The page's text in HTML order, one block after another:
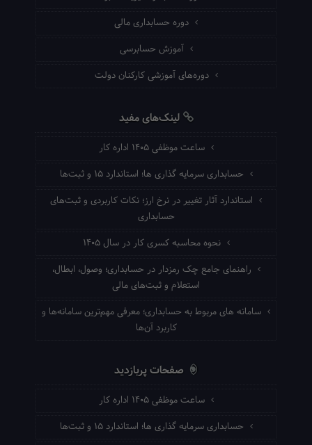
دوره حسابداری مالی
آموزش حسابرسی
دوره‌های آموزشی کارکنان دولت
لینک‌های مفید
ساعت موظفی ۱۴۰۵ اداره کار
حسابداری سرمایه گذاری ها؛ استاندارد ۱۵ و ثبت‌ها
استاندارد آثار تغییر در نرخ ارز؛ نکات کاربردی و ثبت‌های
حسابداری
نحوه محاسبه کسری کار در سال ۱۴۰۵
راهنمای جامع چک رمزدار در حسابداری؛ وصول، ابطال،
استعلام و ثبت‌های مالی
سامانه های مربوط به حسابداری؛ معرفی مهم‌ترین سامانه‌ها و
کاربرد آن‌ها
صفحات پربازدید
ساعت موظفی ۱۴۰۵ اداره کار
حسابداری سرمایه گذاری ها؛ استاندارد ۱۵ و ثبت‌ها